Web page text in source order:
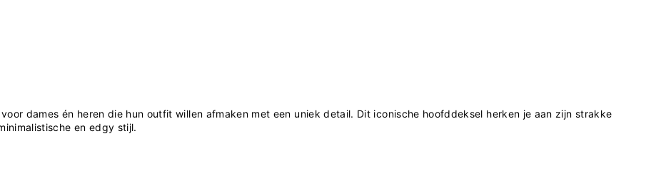
dames én heren die hun outfit willen afmaken met een uniek detail. Dit iconische hoofddeksel herken je aan zijn strakke
en edgy stijl.